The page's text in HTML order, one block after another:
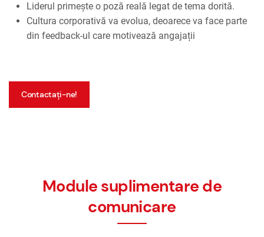
Liderul primește o poză reală legat de tema dorită.
Cultura corporativă va evolua, deoarece va face parte
din feedback-ul care motivează angajații
Contactați-ne!
Module suplimentare de
comunicare